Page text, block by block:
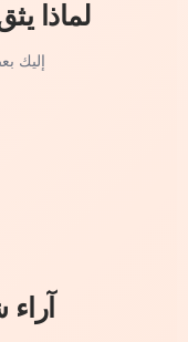
لماذا
إليك